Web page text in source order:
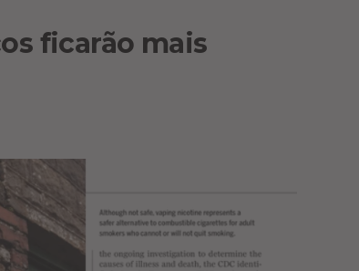
ficarão mais